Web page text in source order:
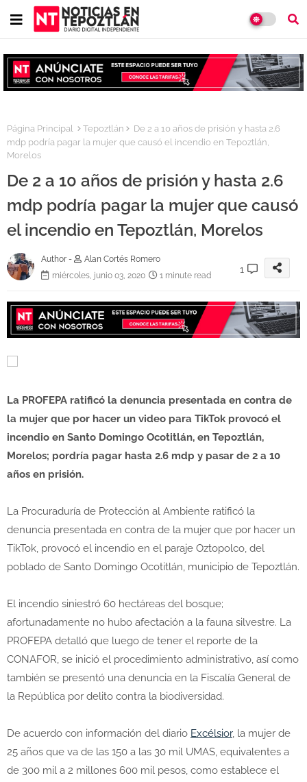
Página Principal Tepoztlán
De 2 a 10 años de prisión y hasta 2.6
mdp podría pagar la mujer que causó el incendio en Tepoztlán,
Morelos
De 2 a 10 años de prisión y hasta 2.6
mdp podría pagar la mujer que causó
el incendio en Tepoztlán, Morelos
Author -
Alan Cortés Romero
miércoles, junio 03, 2020
1 minute read
1
La PROFEPA ratificó la denuncia presentada en contra de
la mujer que por hacer un video para TikTok provocó el
incendio en Santo Domingo Ocotitlán, en Tepoztlán,
Morelos; pordría pagar hasta 2.6 mdp y pasar de 2 a 10
años en prisión.
La Procuraduría de Protección al Ambiente ratificó la
denuncia presentada en contra de la mujer que por hacer un
TikTok, provocó el incendio en el paraje Oztopolco, del
poblado de Santo Domingo Ocotitlán, municipio de Tepoztlán.
El incendio siniestró 60 hectáreas del bosque;
afortunadamente no hubo afectación a la fauna silvestre. La
PROFEPA detalló que luego de tener el reporte de la
CONAFOR, se inició el procedimiento administrativo, así como
también se presentó una denuncia en la Fiscalía General de
la República por delito contra la biodiversidad.
De acuerdo con información del diario Excélsior, la mujer de
25 años que va de las 150 a las 30 mil UMAS, equivalentes a
de 300 mil a 2 millones 600 mil pesos, como establece el